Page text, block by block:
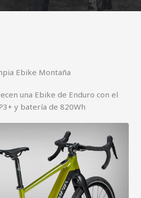
Ebike Montaña
una Ebike de Enduro con el
y batería de 820Wh